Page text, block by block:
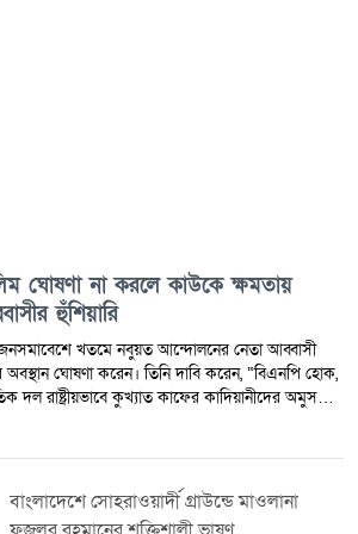
ঘোষণা না করলে কাউকে ক্ষমতায়
হুঁশিয়ারি
খতমে নবুয়ত আন্দোলনের নেতা আব্বাসী
অবস্থান ঘোষণা করেন। তিনি দাবি করেন, “বিএনপি হোক,
দল রাষ্ট্রীয়ভাবে কুখ্যাত কাফের কাদিয়ানীদের অমুসলিম
করে ক্ষমতায় পাঠাবো।” আব্বাসী বলেন,
রাজনৈতিক
অজুহাতে কাদিয়ানীদের অমুসলিম ঘোষণা করতে চায় না।
বাংলাদেশে সোহরাওয়ার্দী গ্রাউন্ডে মাওলানা